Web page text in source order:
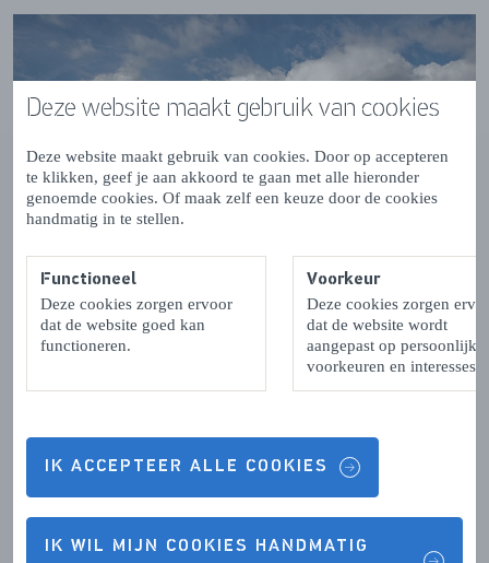
Deze website maakt gebruik van cookies
Deze website maakt gebruik van cookies. Door op accepteren
te klikken, geef je aan akkoord te gaan met alle hieronder
genoemde cookies. Of maak zelf een keuze door de cookies
handmatig in te stellen.
Functioneel
Deze cookies zorgen ervoor
dat de website goed kan
functioneren.
Voorkeur
Deze cookies zorgen
dat de website wordt
aangepast op persoonlijke
voorkeuren en interesses.
IK ACCEPTEER ALLE COOKIES
IK WIL MIJN COOKIES HANDMATIG
Contrastrijke natuur
Zeeland biedt een rijke schakering van natte en droge
natuur. Zeeland kent verschillendenatuurgebieden
Samen laten zij zien hoe nauw water en land met elkaar
verbonden zijn. Elk gebied met zijn eigen, unieke flora en
fauna. Het landschap in Zeeland is een afwisseling van